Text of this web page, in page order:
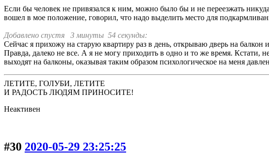
Если бы человек не привязался к ним, можно было бы и не переезжать
вошел в мое положение, говорил, что надо выделить место для
Добавлено спустя 3 минуты 54 секунды:
Сейчас я прихожу на старую квартиру раз в день, открываю дверь на
Правда, далеко не все. А я не могу приходить в одно и то же время. Кстати,
выходят на балконы, оказывая таким образом психологическое на меня
ЛЕТИТЕ, ГОЛУБИ, ЛЕТИТЕ
И РАДОСТЬ ЛЮДЯМ ПРИНОСИТЕ!
Неактивен
#30 2020-05-29 23:25:25